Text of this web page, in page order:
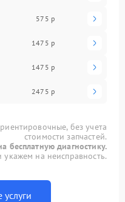
575 р
1475 р
1475 р
2475 р
без учета
стоимости запчастей.
бесплатную диагностику.
на неисправность.
услуги